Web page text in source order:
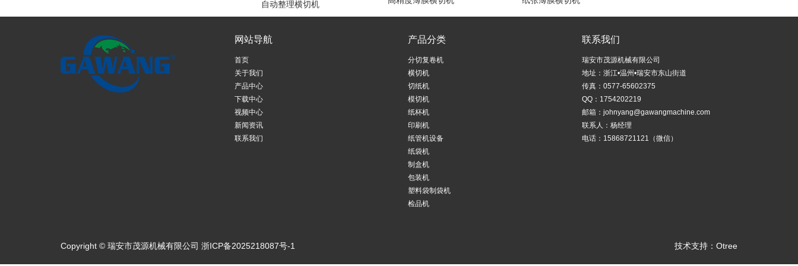
自动整理横切机
网站导航
首页
关于我们
产品中心
下载中心
视频中心
新闻资讯
联系我们
产品分类
分切复卷机
横切机
切纸机
模切机
纸杯机
印刷机
纸管机设备
纸袋机
制盒机
包装机
塑料袋制袋机
检品机
联系我们
瑞安市茂源机械有限公司
地址：浙江•温州•瑞安市东山街道
传真：0577-65602375
QQ：1754202219
邮箱： johnyang@gawangmachine.com
联系人：杨经理
电话：15868721121（微信）
Copyright © 瑞安市茂源机械有限公司 浙ICP备2025218087号-1 技术支持： Otree